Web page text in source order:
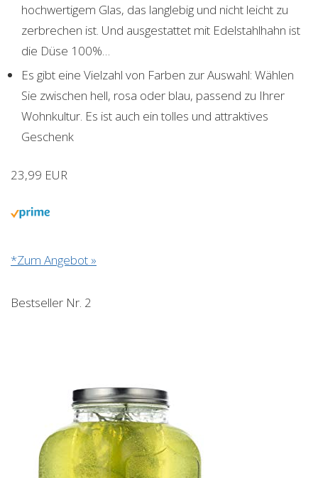
hochwertigem Glas, das langlebig und nicht leicht zu
zerbrechen ist. Und ausgestattet mit Edelstahlhahn ist
die Düse 100%…
Es gibt eine Vielzahl von Farben zur Auswahl: Wählen
Sie zwischen hell, rosa oder blau, passend zu Ihrer
Wohnkultur. Es ist auch ein tolles und attraktives
Geschenk
23,99 EUR
*Zum Angebot »
Bestseller Nr. 2